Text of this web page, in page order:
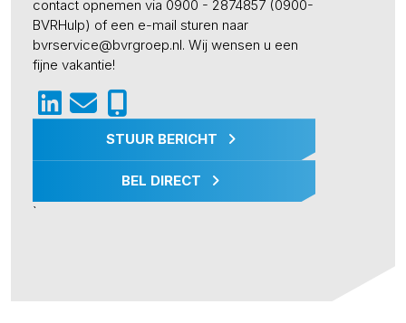
contact opnemen via 0900 - 2874857 (0900-
BVRHulp) of een e-mail sturen naar
bvrservice@bvrgroep.nl. Wij wensen u een
fijne vakantie!
STUUR BERICHT
BEL DIRECT
`